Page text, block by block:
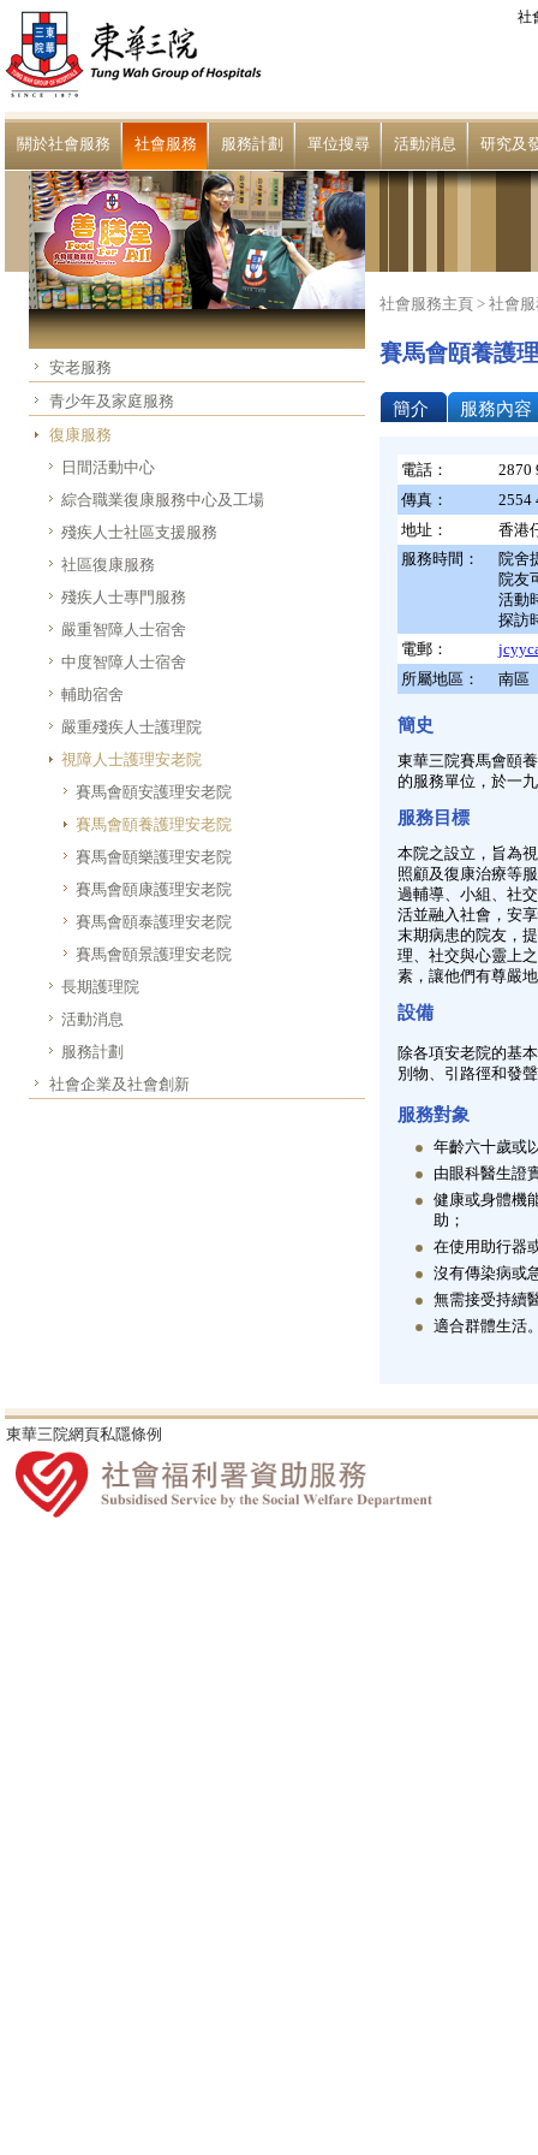
社
關於社會服務 社會服務 服務計劃 單位搜尋 活動消息 研究及
安老服務
青少年及家庭服務
復康服務
日間活動中心
綜合職業復康服務中心及工場
殘疾人士社區支援服務
社區復康服務
殘疾人士專門服務
嚴重智障人士宿舍
中度智障人士宿舍
輔助宿舍
嚴重殘疾人士護理院
視障人士護理安老院
賽馬會頤安護理安老院
賽馬會頤養護理安老院
賽馬會頤樂護理安老院
賽馬會頤康護理安老院
賽馬會頤泰護理安老院
賽馬會頤景護理安老院
長期護理院
活動消息
服務計劃
社會企業及社會創新
社會服務主頁 > 社會
賽馬會頤養護
簡介 服務內容
電話：
2870
傳真：
2554
地址：
香港
服務時間：
院舍
院友
活動
探訪
電郵：
所屬地區：
南區
簡史
東華三院賽馬會頤
的服務單位，於一
服務目標
本院之設立，旨為
照顧及復康治療等
過輔導、小組、社
活並融入社會，安
末期病患的院友，
理、社交與心靈上
素，讓他們有尊嚴
設備
除各項安老院的基
別物、引路徑和發
服務對象
年齡六十歲或
由眼科醫生證
健康或身體機
助；
在使用助行器
沒有傳染病或
無需接受持續
適合群體生活
東華三院網頁私隱條例